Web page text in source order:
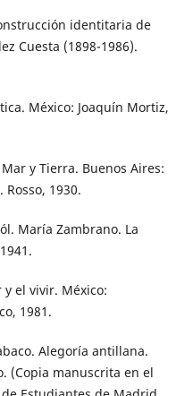
identitaria de
Cuesta (1898-1986).
México: Joaquín Mortiz,
y Tierra. Buenos Aires:
Rosso, 1930.
María Zambrano. La
y el vivir. México:
1981.
Alegoría antillana.
(Copia manuscrita en el